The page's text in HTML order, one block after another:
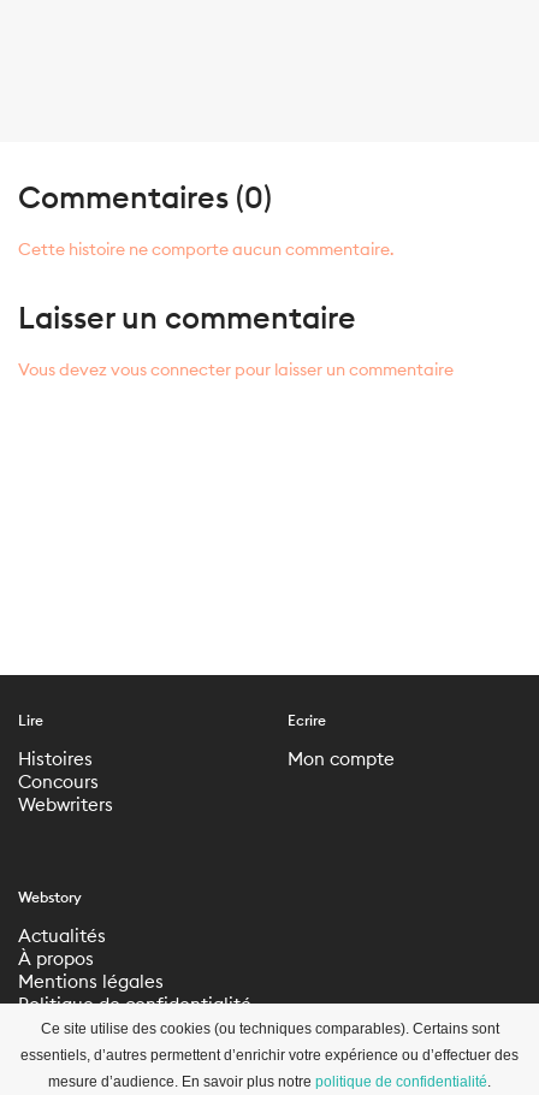
Commentaires (0)
Cette histoire ne comporte aucun commentaire.
Laisser un commentaire
Vous devez vous connecter pour laisser un commentaire
Lire
Histoires
Concours
Webwriters
Ecrire
Mon compte
Webstory
Actualités
À propos
Mentions légales
Politique de confidentialité
Paramètres de
confidentialité
Ce site utilise des cookies (ou techniques comparables). Certains sont
essentiels, d’autres permettent d’enrichir votre expérience ou d’effectuer des
mesure d’audience. En savoir plus notre politique de confidentialité.